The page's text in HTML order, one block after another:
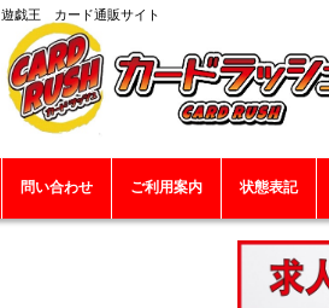
遊戯王 カード通販サイト
問い合わせ ご利用案内 状態表記